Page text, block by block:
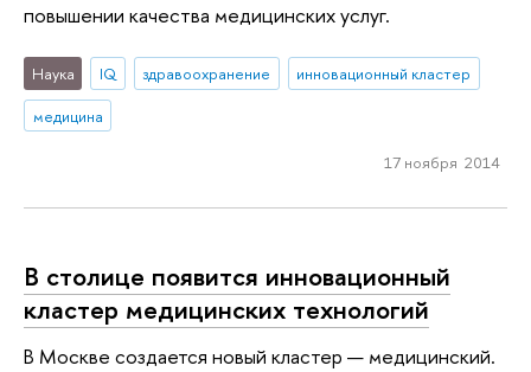
повышении качества медицинских услуг.
Наука IQ здравоохранение
инновационный кластер
медицина
17 ноября 2014
В столице появится инновационный
кластер медицинских технологий
В Москве создается новый кластер — медицинский.